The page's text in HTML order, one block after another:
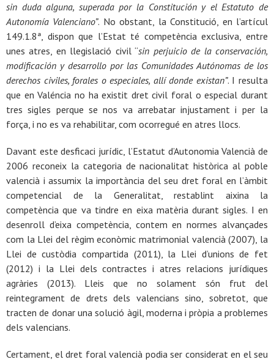
sin duda alguna, superada por la Constitución y el Estatuto de
Autonomía Valenciano”. No obstant, la Constitució, en l’artícul
149.1.8ª, dispon que l’Estat té competència exclusiva, entre
unes atres, en llegislació civil “sin perjuicio de la conservación,
modificación y desarrollo por las Comunidades Autónomas de los
derechos civiles, forales o especiales, allí donde existan”. I resulta
que en Valéncia no ha existit dret civil foral o especial durant
tres sigles perque se nos va arrebatar injustament i per la
força, i no es va rehabilitar, com ocorregué en atres llocs.
Davant este desficaci jurídic, l’Estatut d’Autonomia Valencià de
2006 reconeix la categoria de nacionalitat històrica al poble
valencià i assumix la importància del seu dret foral en l’àmbit
competencial de la Generalitat, restablint aixina la
competència que va tindre en eixa matèria durant sigles. I en
desenroll d’eixa competència, contem en normes alvançades
com la Llei del règim econòmic matrimonial valencià (2007), la
Llei de custòdia compartida (2011), la Llei d’unions de fet
(2012) i la Llei dels contractes i atres relacions jurídiques
agràries (2013). Lleis que no solament són frut del
reintegrament de drets dels valencians sino, sobretot, que
tracten de donar una solució àgil, moderna i pròpia a problemes
dels valencians.
Certament, el dret foral valencià podia ser considerat en el seu